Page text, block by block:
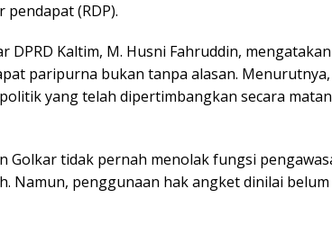
(RDP).
DPRD Kaltim, M. Husni Fahruddin,
paripurna bukan tanpa alasan.
yang telah dipertimbangkan secara
Golkar tidak pernah menolak fungsi
Namun, penggunaan hak angket dinilai